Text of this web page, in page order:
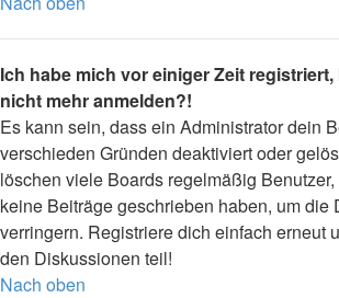
Ich habe mich vor einiger Zeit
nicht mehr anmelden?!
Es kann sein, dass ein Administrator dein
verschieden Gründen deaktiviert oder
löschen viele Boards regelmäßig
keine Beiträge geschrieben haben, um die
verringern. Registriere dich einfach erneut
den Diskussionen teil!
Nach oben